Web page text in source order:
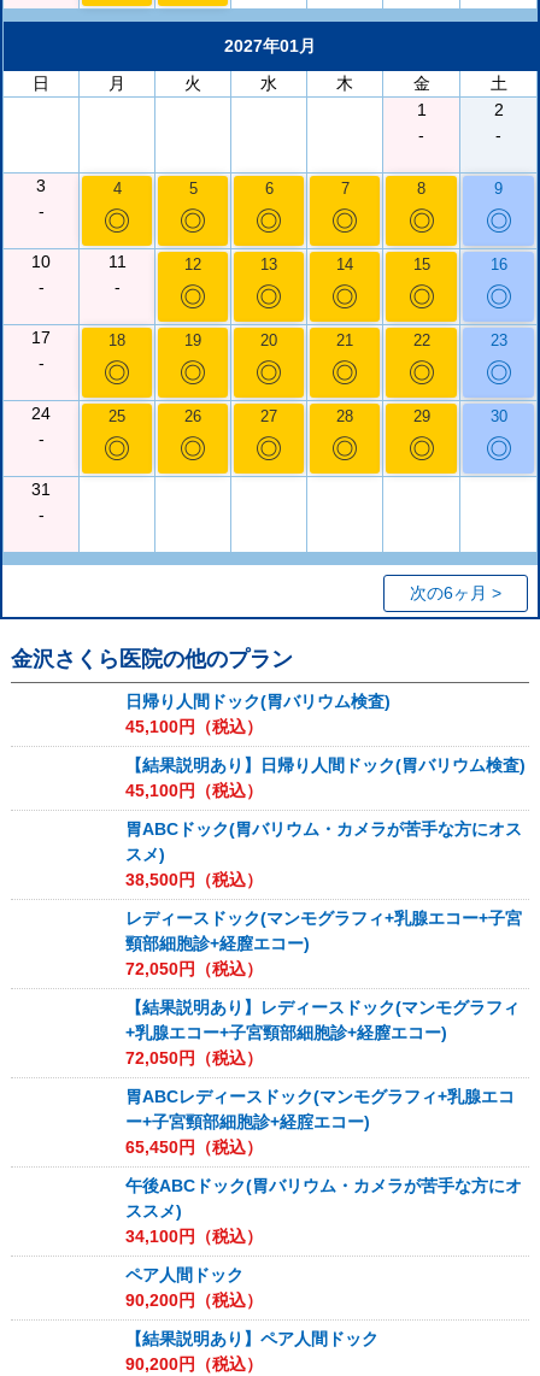
2027年01月
日
月 火 水 木 金
土
1
-
2
-
3
-
4
◎
5
◎
6
◎
7
◎
8
◎
9
◎
10
-
11
-
12
◎
13
◎
14
◎
15
◎
16
◎
17
-
18
◎
19
◎
20
◎
21
◎
22
◎
23
◎
24
-
25
◎
26
◎
27
◎
28
◎
29
◎
30
◎
31
-
次の6ヶ月 >
金沢さくら医院の他のプラン
日帰り人間ドック(胃バリウム検査)
45,100円（税込）
【結果説明あり】日帰り人間ドック(胃バリウム検査)
45,100円（税込）
胃ABCドック(胃バリウム・カメラが苦手な方にオス
スメ)
38,500円（税込）
レディースドック(マンモグラフィ+乳腺エコー+子宮
頸部細胞診+経膣エコー)
72,050円（税込）
【結果説明あり】レディースドック(マンモグラフィ
+乳腺エコー+子宮頸部細胞診+経膣エコー)
72,050円（税込）
胃ABCレディースドック(マンモグラフィ+乳腺エコ
ー+子宮頸部細胞診+経腟エコー)
65,450円（税込）
午後ABCドック(胃バリウム・カメラが苦手な方にオ
ススメ)
34,100円（税込）
ペア人間ドック
90,200円（税込）
【結果説明あり】ペア人間ドック
90,200円（税込）